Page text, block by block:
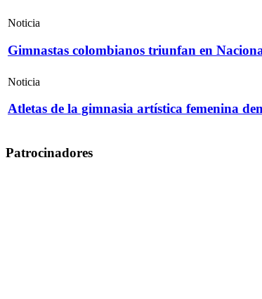
Noticia
Gimnastas colombianos triunfan en
Noticia
Atletas de la gimnasia artística femenina
Patrocinadores